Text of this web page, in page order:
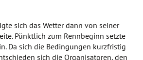
sich das Wetter dann von seiner
Pünktlich zum Rennbeginn setzte
Da sich die Bedingungen kurzfristig
sich die Organisatoren, den